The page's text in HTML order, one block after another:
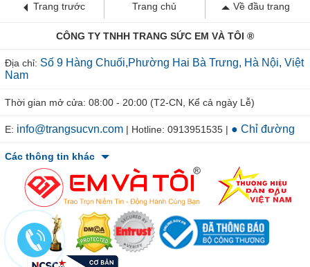
Trang trước Trang chủ Về đầu trang
CÔNG TY TNHH TRANG SỨC EM VÀ TÔI ®
Địa chỉ: Số 9 Hàng Chuối,Phường Hai Bà Trưng, Hà Nội, Việt
Nam
Thời gian mở cửa: 08:00 - 20:00 (T2-CN, Kể cả ngày Lễ)
E: info@trangsucvn.com | Hotline: 0913951535 | ● Chỉ đường
Các thông tin khác